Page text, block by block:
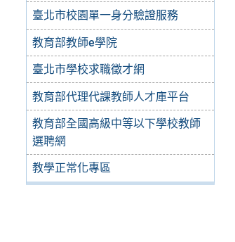
臺北市校園單一身分驗證服務
教育部教師e學院
臺北市學校求職徵才網
教育部代理代課教師人才庫平台
教育部全國高級中等以下學校教師
選聘網
教學正常化專區